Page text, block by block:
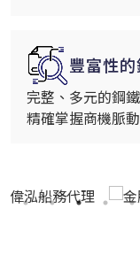
豐富性
完整、多元的鋼
精確掌握商機脈動